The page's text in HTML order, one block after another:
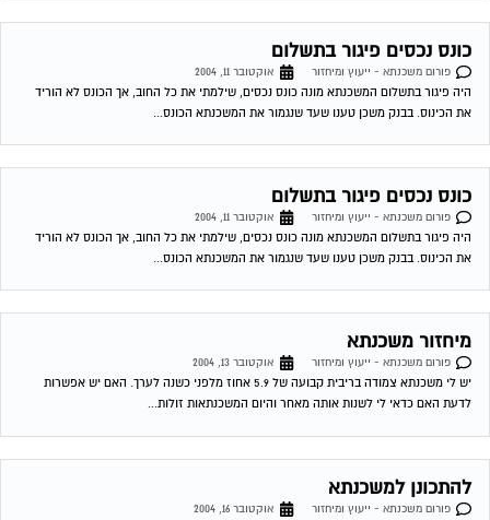
כונס נכסים פיגור בתשלום
פורום משכנתא - ייעוץ ומיחזור
אוקטובר 11, 2004
היה פיגור בתשלום המשכנתא מונה כונס נכסים, שילמתי את כל החוב, אך הכונס לא הוריד
את הכינוס. בבנק משכן טענו שעד שנגמור את המשכנתא הכונס...
כונס נכסים פיגור בתשלום
פורום משכנתא - ייעוץ ומיחזור
אוקטובר 11, 2004
היה פיגור בתשלום המשכנתא מונה כונס נכסים, שילמתי את כל החוב, אך הכונס לא הוריד
את הכינוס. בבנק משכן טענו שעד שנגמור את המשכנתא הכונס...
מיחזור משכנתא
פורום משכנתא - ייעוץ ומיחזור
אוקטובר 13, 2004
יש לי משכנתא צמודה בריבית קבועה של 5.9 אחוז מלפני כשנה לערך. האם יש אפשרות
לדעת האם כדאי לי לשנות אותה מאחר והיום המשכנתאות זולות...
להתכונן למשכנתא
פורום משכנתא - ייעוץ ומיחזור אוקטובר 16, 2004